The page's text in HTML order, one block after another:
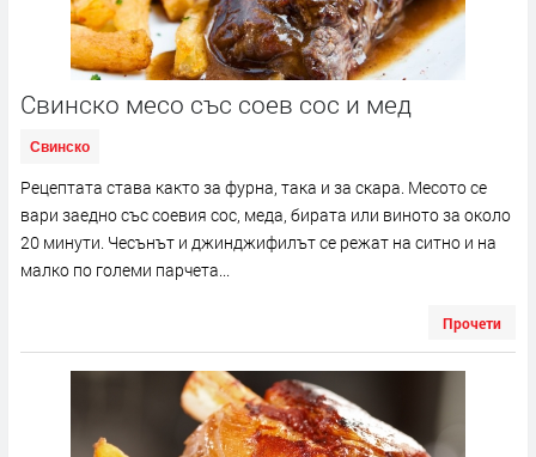
Свинско месо със соев сос и мед
Свинско
Рецептата става както за фурна, така и за скара. Месото се
вари заедно със соевия сос, меда, бирата или виното за около
20 минути. Чесънът и джинджифилът се режат на ситно и на
малко по големи парчета...
Прочети